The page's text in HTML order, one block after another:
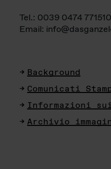
Tel.: 0039 0474 771510
Email:
Background
Comunicati
Informazioni
Archivio